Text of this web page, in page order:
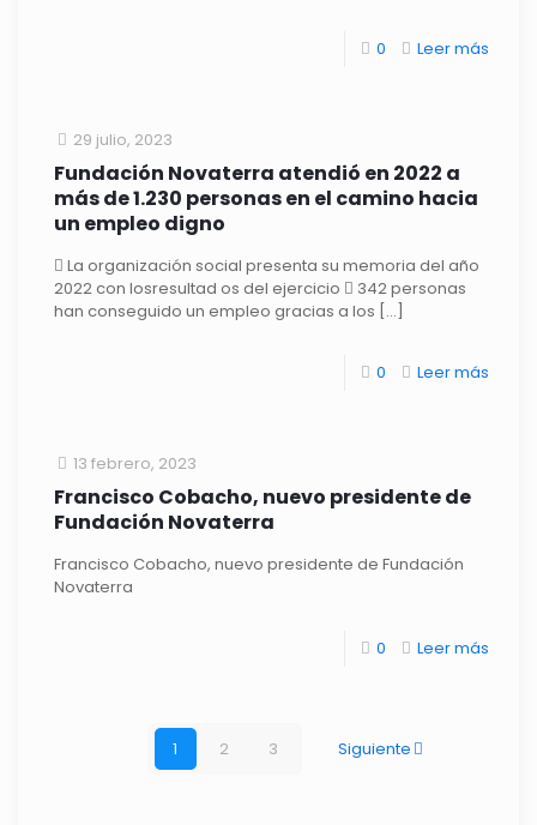
0 Leer más
29 julio, 2023
Fundación Novaterra atendió en 2022 a
más de 1.230 personas en el camino hacia
un empleo digno
 La organización social presenta su memoria del año
2022 con losresultad os del ejercicio  342 personas
han conseguido un empleo gracias a los […]
0 Leer más
13 febrero, 2023
Francisco Cobacho, nuevo presidente de
Fundación Novaterra
Francisco Cobacho, nuevo presidente de Fundación
Novaterra
0 Leer más
1 2 3 Siguiente